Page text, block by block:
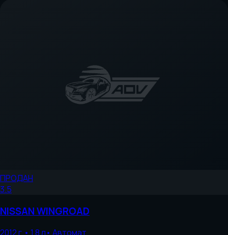
ПРОДАН
3.5
NISSANWINGROAD
2012г.• 1.8л• Автомат